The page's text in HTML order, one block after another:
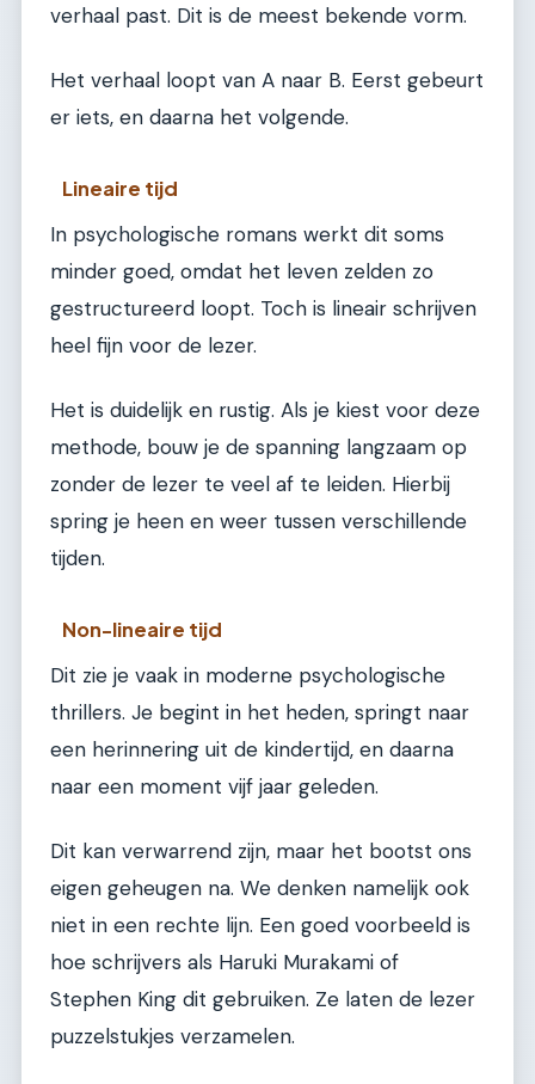
verhaal past. Dit is de meest bekende vorm.
Het verhaal loopt van A naar B. Eerst gebeurt
er iets, en daarna het volgende.
Lineaire tijd
In psychologische romans werkt dit soms
minder goed, omdat het leven zelden zo
gestructureerd loopt. Toch is lineair schrijven
heel fijn voor de lezer.
Het is duidelijk en rustig. Als je kiest voor deze
methode, bouw je de spanning langzaam op
zonder de lezer te veel af te leiden. Hierbij
spring je heen en weer tussen verschillende
tijden.
Non-lineaire tijd
Dit zie je vaak in moderne psychologische
thrillers. Je begint in het heden, springt naar
een herinnering uit de kindertijd, en daarna
naar een moment vijf jaar geleden.
Dit kan verwarrend zijn, maar het bootst ons
eigen geheugen na. We denken namelijk ook
niet in een rechte lijn. Een goed voorbeeld is
hoe schrijvers als Haruki Murakami of
Stephen King dit gebruiken. Ze laten de lezer
puzzelstukjes verzamelen.